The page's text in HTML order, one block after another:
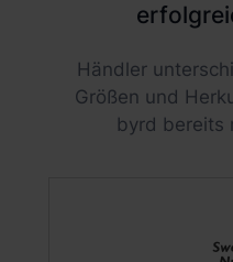
Händler
Größen und
byrd bereits